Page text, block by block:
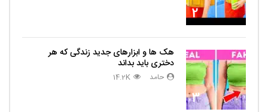
2
3
هک ها و ابزارهای جدید زندگی که هر
دختری باید بداند
حامد 14.2K